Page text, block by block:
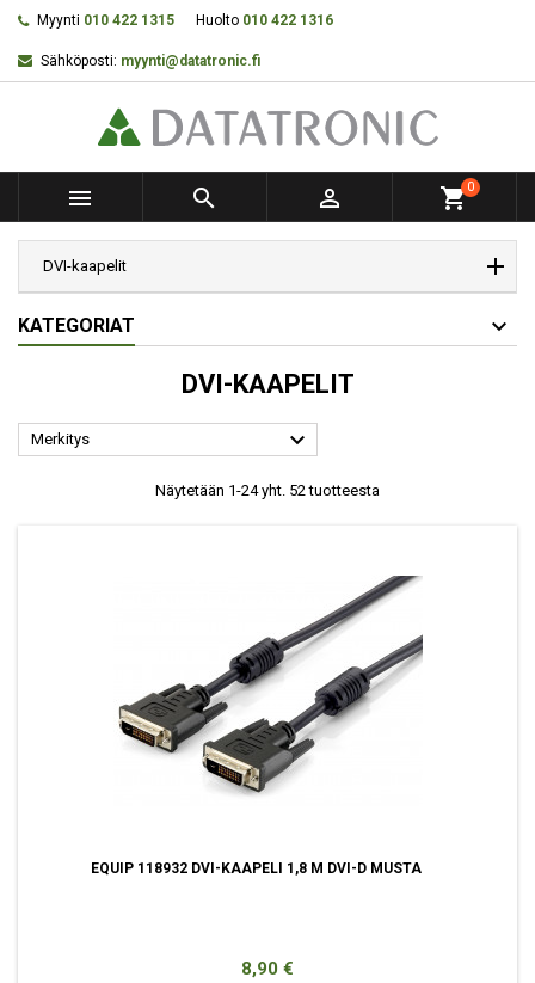
Myynti 010 422 1315 Huolto 010 422 1316
Sähköposti: myynti@datatronic.fi
   shopping_cart0
DVI-kaapelit
KATEGORIAT
DVI-KAAPELIT
Merkitys 
Näytetään 1-24 yht. 52 tuotteesta
EQUIP 118932 DVI-KAAPELI 1,8 M DVI-D MUSTA
Hinta
8,90 €